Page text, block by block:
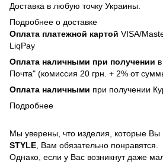
Доставка в любую точку Украины.
Подробнее о доставке
Оплата платежной картой VISA/
LiqPay
Оплата наличными при получении
Почта" (комиссия 20 грн. + 2% от
Оплата наличными при получении
Подробнее
Мы уверены, что изделия, которые Вы
STYLE , Вам обязательно понравятся.
Однако, если у Вас возникнут даже